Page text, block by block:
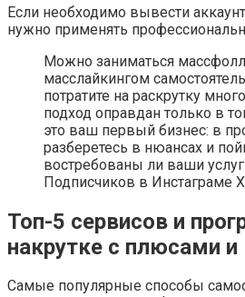
Если необходимо вывести
нужно применять
Можно заниматься
масслайкингом
потратите на раскрутку
подход оправдан только в
это ваш первый бизнес: в
разберетесь в нюансах и
востребованы ли ваши
Подписчиков в Инстаграме
Топ-5 сервисов и
накрутке с плюсами
Самые популярные способы